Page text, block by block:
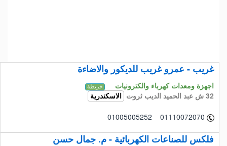
غريب - عمرو غريب للديكور والاضاءة
اجهزة ومعدات كهرباء والكترونيات خريطة
32 ش عبد الحميد الديب ثروت الاسكندرية
01005005252 01110072070
فلكس للصناعات الكهربائية - م. جمال حسن